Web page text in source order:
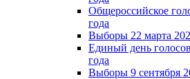
Общероссийское
года
Выборы 22 марта
Единый день
года
Выборы 9 сентября